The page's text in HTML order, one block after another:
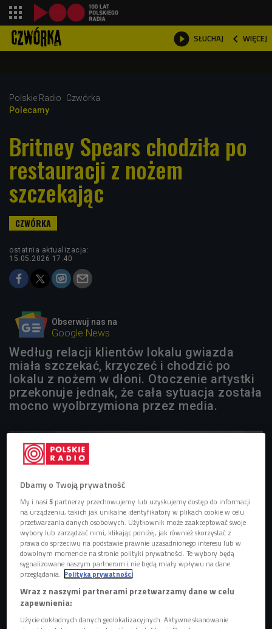
 SŁUCHAJ  WIĘCEJ

Polskie Radio
Czwórka
Polecamy
Britney Spears chodziła po
restauracji z nożem
szczekając
ostatnia aktualizacja:
15.05.2026 17:40
Obserwuj nas na
Google News
Według relacji klientów lokalu gwiazda
miała szczekać, krzyczeć i chodzić po
lokalu z nożem w dłoni. Otoczenie artystki
przekonuje jednak, że cała sytuacja została
mocno wyolbrzymiona przez media.
Britney Spears Foto: Sony Music Entertainment Poland/mat. prasowe
Kolejny głośny incydent z udziałem
amerykańskie media. Tym razem chodzi o sytuację, do
Dbamy o Twoją prywatność
My i nasi5 partnerzy przechowujemy lub uzyskujemy dostęp do informacji
na urządzeniu, takich jak unikalne identyfikatory w plikach cookie w celu
przetwarzania danych osobowych. Użytkownik może zaakceptować swoje
wybory lub zarządzać nimi, klikając poniżej, jak również skorzystać z
prawa do sprzeciwu na podstawie prawnie uzasadnionego interesu lub w
dowolnym momencie na stronie polityki prywatności. Te wybory będą
sygnalizowane naszym partnerom i nie będą miały wpływu na dane
przeglądania. Polityka prywatności
Wraz z naszymi partnerami przetwarzamy dane w celu
zapewnienia:
Użycie dokładnych danych geolokalizacyjnych. Aktywne skanowanie